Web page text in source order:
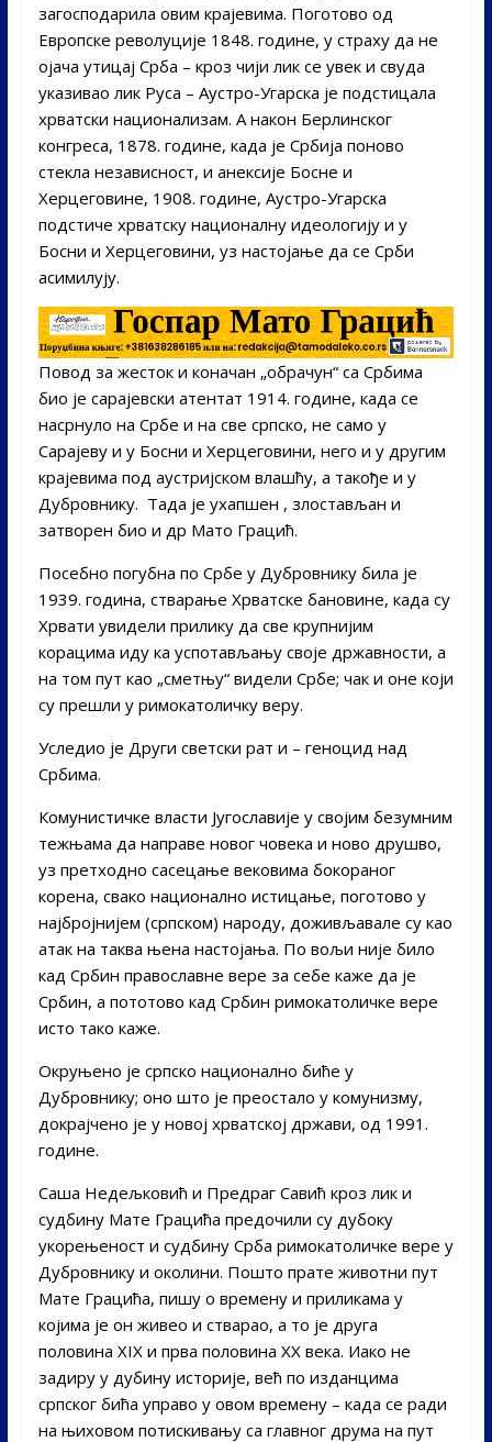
загосподарила овим крајевима. Поготово од
Европске револуције 1848. године, у страху да не
ојача утицај Срба – кроз чији лик се увек и свуда
указивао лик Руса – Аустро-Угарска је подстицала
хрватски национализам. А након Берлинског
конгреса, 1878. године, када је Србија поново
стекла независност, и анексије Босне и
Херцеговине, 1908. године, Аустро-Угарска
подстиче хрватску националну идеологију и у
Босни и Херцеговини, уз настојање да се Срби
асимилују.
Повод за жесток и коначан „обрачун“ са Србима
био је сарајевски атентат 1914. године, када се
насрнуло на Србе и на све српско, не само у
Сарајеву и у Босни и Херцеговини, него и у другим
крајевима под аустријском влашћу, а такође и у
Дубровнику. Тада је ухапшен , злостављан и
затворен био и др Мато Грацић.
Посебно погубна по Србе у Дубровнику била је
1939. година, стварање Хрватске бановине, када су
Хрвати увидели прилику да све крупнијим
корацима иду ка успотављању своје државности, а
на том пут као „сметњу“ видели Србе; чак и оне који
су прешли у римокатоличку веру.
Уследио је Други светски рат и – геноцид над
Србима.
Комунистичке власти Југославије у својим безумним
тежњама да направе новог човека и ново друшво,
уз претходно сасецање вековима бокораног
корена, свако национално истицање, поготово у
најбројнијем (српском) народу, доживљавале су као
атак на таква њена настојања. По вољи није било
кад Србин православне вере за себе каже да је
Србин, а пототово кад Србин римокатоличке вере
исто тако каже.
Окруњено је српско национално биће у
Дубровнику; оно што је преостало у комунизму,
докрајчено је у новој хрватској држави, од 1991.
године.
Саша Недељковић и Предраг Савић кроз лик и
судбину Мате Грацића предочили су дубоку
укорењеност и судбину Срба римокатоличке вере у
Дубровнику и околини. Пошто прате животни пут
Мате Грацића, пишу о времену и приликама у
којима је он живео и стварао, а то је друга
половина XIX и прва половина XX века. Иако не
задиру у дубину историје, већ по изданцима
српског бића управо у овом времену – када се ради
на њиховом потискивању са главног друма на пут